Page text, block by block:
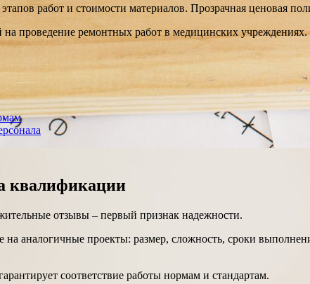
работ и стоимости материалов. Прозрачная ценовая
проведение ремонтных работ в медицинских
квалификации
отзывы – первый признак надежности.
аналогичные проекты: размер, сложность, сроки
соответствие работы нормам и стандартам.